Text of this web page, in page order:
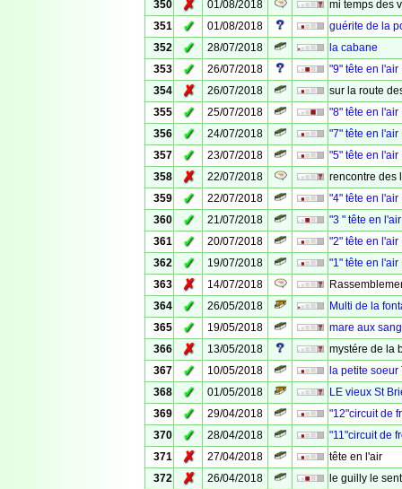
350
✗ 01/08/2018
mi temps des
351
✓ 01/08/2018
guérite de la
352
✓ 28/07/2018
la cabane
353
✓ 26/07/2018
"9" tête en l'air
354
✗ 26/07/2018
sur la route
355
✓ 25/07/2018
"8" tête en l'air
356
✓ 24/07/2018
"7" tête en l'air
357
✓ 23/07/2018
"5" tête en l'air
358
✗ 22/07/2018
rencontre des
359
✓ 22/07/2018
"4" tête en l'air
360
✓ 21/07/2018
"3 " tête en
361
✓ 20/07/2018
"2" tête en l'air
362
✓ 19/07/2018
"1" tête en l'air
363
✗ 14/07/2018
364
✓ 26/05/2018
Multi de la
365
✓ 19/05/2018
mare aux
366
✗ 13/05/2018
mystére de la
367
✓ 10/05/2018
la petite soeur
368
✓ 01/05/2018
LE vieux St
369
✓ 29/04/2018
"12"circuit de
370
✓ 28/04/2018
"11"circuit de
371
✗ 27/04/2018
tête en l'air
372
✗ 26/04/2018
le guilly le